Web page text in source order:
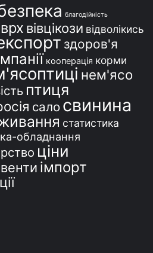
благодійність
врх вівцікози відволікись
здоров'я
кооперація корми
нем'ясо
птиця
сало свинина
статистика
обладнання
ціни
імпорт